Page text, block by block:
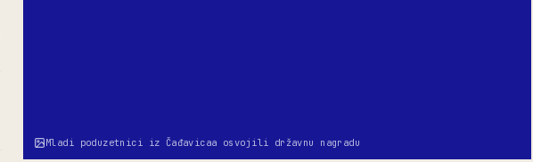
Mladi poduzetnici iz Čađavicaa osvojili državnu nagradu